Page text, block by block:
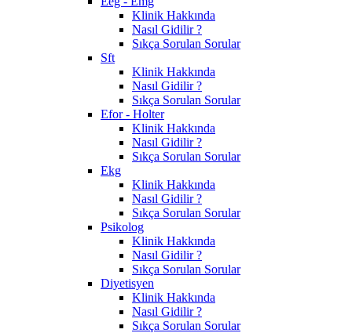
Klinik Hakkında
Nasıl Gidilir ?
Sıkça Sorulan Sorular
Sft
Klinik Hakkında
Nasıl Gidilir ?
Sıkça Sorulan Sorular
Efor - Holter
Klinik Hakkında
Nasıl Gidilir ?
Sıkça Sorulan Sorular
Ekg
Klinik Hakkında
Nasıl Gidilir ?
Sıkça Sorulan Sorular
Psikolog
Klinik Hakkında
Nasıl Gidilir ?
Sıkça Sorulan Sorular
Diyetisyen
Klinik Hakkında
Nasıl Gidilir ?
Sıkça Sorulan Sorular